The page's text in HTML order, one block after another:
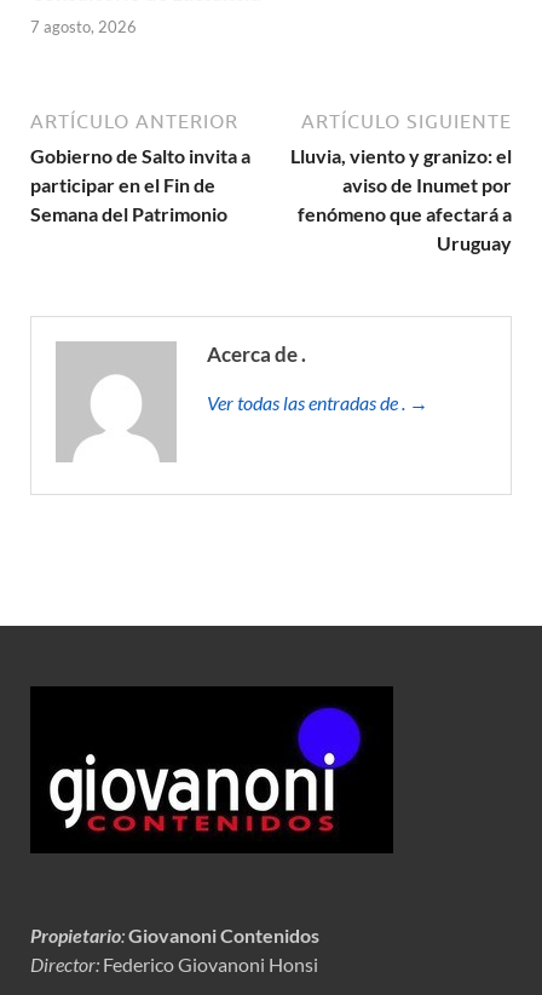
7 agosto, 2026
ARTÍCULO ANTERIOR
Gobierno de Salto invita a
participar en el Fin de
Semana del Patrimonio
ARTÍCULO SIGUIENTE
Lluvia, viento y granizo: el
aviso de Inumet por
fenómeno que afectará a
Uruguay
Acerca de .
Ver todas las entradas de . →
Propietario:Giovanoni Contenidos
Director: Federico Giovanoni Honsi